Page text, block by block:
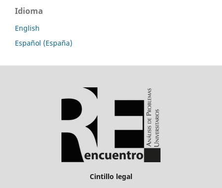
Idioma
English
Español (España)
Cintillo legal